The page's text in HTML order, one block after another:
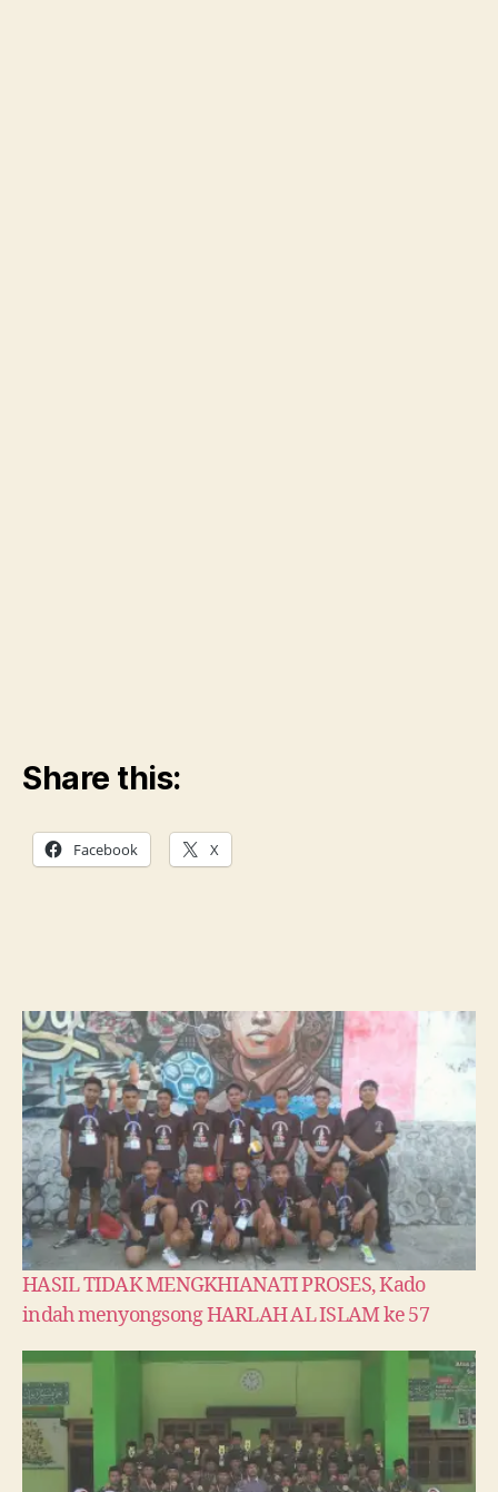
Share this:
Facebook X
HASIL TIDAK MENGKHIANATI PROSES, Kado
indah menyongsong HARLAH AL ISLAM ke 57